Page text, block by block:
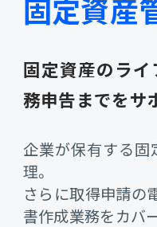
ブランドコア
PROACTIVE AI
ATWILL Platform
機能
会計
財務会計
オファリング
業務特化型オファ
会計 PROACTIVE
お役立ち情報
資料ダウンロード
固定資産
固定資産の ラ
務申告までをサ
企業が保有する固
理。
さらに取得申請の
書作成業務をカバ